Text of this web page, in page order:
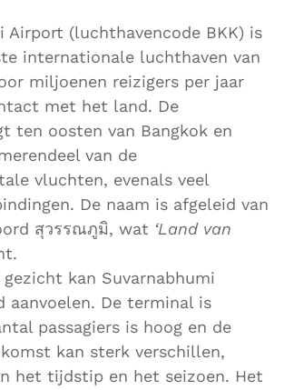
Airport (luchthavencode BKK) is
internationale luchthaven van
miljoenen reizigers per jaar
met het land. De
ten oosten van Bangkok en
van de
vluchten, evenals veel
De naam is afgeleid van
สุวรรณภูมิ, wat ‘Land van
kan Suvarnabhumi
aanvoelen. De terminal is
passagiers is hoog en de
kan sterk verschillen,
het tijdstip en het seizoen. Het